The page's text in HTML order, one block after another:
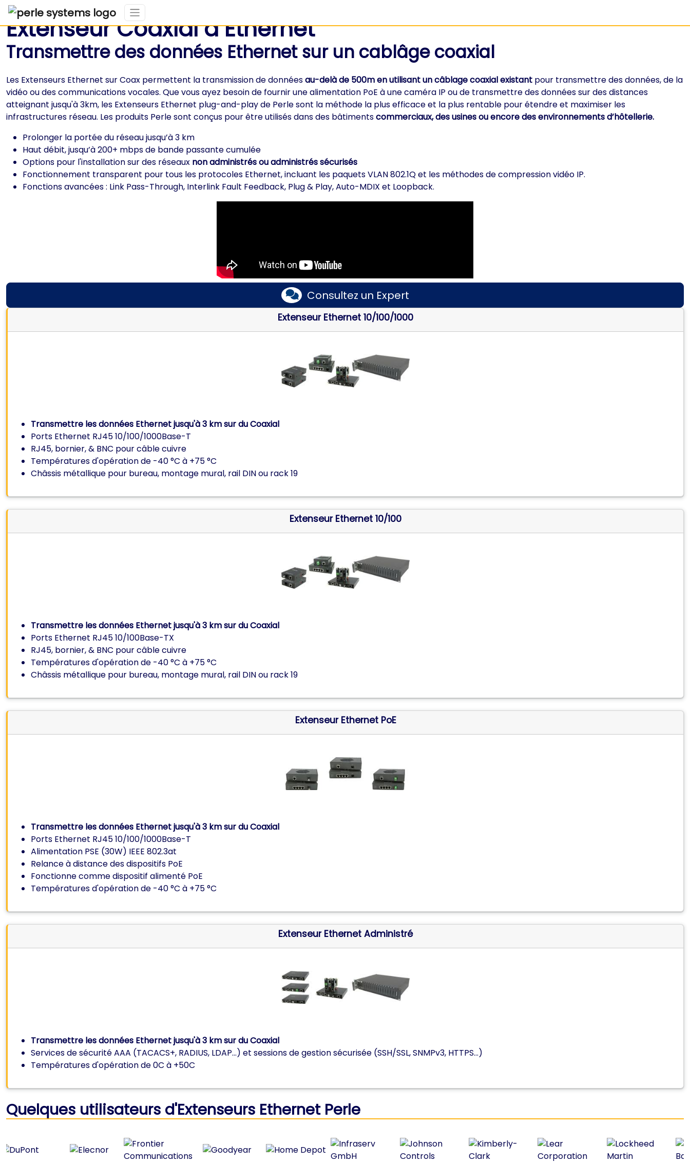
Extenseur Coaxial à Ethernet
Transmettre des données Ethernet sur un cablâge coaxial
Les Extenseurs Ethernet sur Coax permettent la transmission de donnéesau-delà de 500m en utilisant un câblage coaxial existant pour transmettre des données, de la
vidéo ou des communications vocales. Que vous ayez besoin de fournir une alimentation PoE à une caméra IP ou de transmettre des données sur des distances
atteignant jusqu'à 3km, les Extenseurs Ethernet plug-and-play de Perle sont la méthode la plus efficace et la plus rentable pour étendre et maximiser les
infrastructures réseau. Les produits Perle sont conçus pour être utilisés dans des bâtimentscommerciaux, des usines ou encore des environnements d’hôtellerie.
Prolonger la portée du réseau jusqu’à 3 km
Haut débit, jusqu’à 200+ mbps de bande passante cumulée
Options pour l'installation sur des réseaux non administrés ou administrés sécurisés
Fonctionnement transparent pour tous les protocoles Ethernet, incluant les paquets VLAN 802.1Q et les méthodes de compression vidéo IP.
Fonctions avancées : Link Pass-Through, Interlink Fault Feedback, Plug & Play, Auto-MDIX et Loopback.
Consultez un Expert
Extenseur Ethernet 10/100/1000
Transmettre les données Ethernet jusqu'à 3 km sur du Coaxial
Ports Ethernet RJ45 10/100/1000Base-T
RJ45, bornier, & BNC pour câble cuivre
Températures d'opération de -40 °C à +75 °C
Châssis métallique pour bureau, montage mural, rail DIN ou rack 19
Extenseur Ethernet 10/100
Transmettre les données Ethernet jusqu'à 3 km sur du Coaxial
Ports Ethernet RJ45 10/100Base-TX
RJ45, bornier, & BNC pour câble cuivre
Températures d'opération de -40 °C à +75 °C
Châssis métallique pour bureau, montage mural, rail DIN ou rack 19
Extenseur Ethernet PoE
Transmettre les données Ethernet jusqu'à 3 km sur du Coaxial
Ports Ethernet RJ45 10/100/1000Base-T
Alimentation PSE (30W) IEEE 802.3at
Relance à distance des dispositifs PoE
Fonctionne comme dispositif alimenté PoE
Températures d'opération de -40 °C à +75 °C
Extenseur Ethernet Administré
Transmettre les données Ethernet jusqu'à 3 km sur du Coaxial
Services de sécurité AAA (TACACS+, RADIUS, LDAP...) et sessions de gestion sécurisée (SSH/SSL, SNMPv3, HTTPS...)
Températures d'opération de 0C à +50C
Quelques utilisateurs d'Extenseurs Ethernet Perle